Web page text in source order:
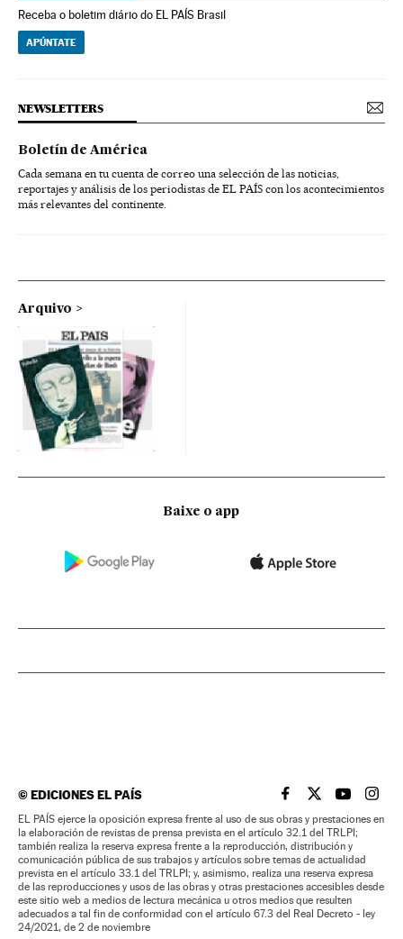
Receba o boletim diário do EL PAÍS Brasil
APÚNTATE
NEWSLETTERS
Boletín de América
Cada semana en tu cuenta de correo una selección de las noticias,
reportajes y análisis de los periodistas de EL PAÍS con los acontecimientos
más relevantes del continente.
Arquivo
Baixe o app
©EDICIONES EL PAÍS EL PAÍS BRASIL EN
EL PAÍSEL PAÍS
EL
EL PAÍS ejerce la oposición expresa frente al uso de sus obras y prestaciones en
la elaboración de revistas de prensa prevista en el artículo 32.1 del TRLPI;
también realiza la reserva expresa frente a la reproducción, distribución y
comunicación pública de sus trabajos y artículos sobre temas de actualidad
prevista en el artículo 33.1 del TRLPI; y, asimismo, realiza una reserva expresa
de las reproducciones y usos de las obras y otras prestaciones accesibles desde
este sitio web a medios de lectura mecánica u otros medios que resulten
adecuados a tal fin de conformidad con el artículo 67.3 del Real Decreto - ley
24/2021, de 2 de noviembre